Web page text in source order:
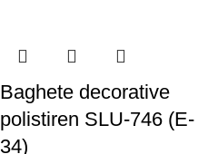
Baghete decorative
polistiren SLU-746 (E-
34)